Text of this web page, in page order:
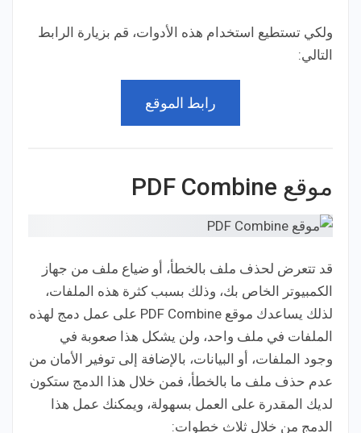
ولكي تستطيع استخدام هذه الأدوات، قم بزيارة الرابط
التالي:
رابط الموقع
موقع PDF Combine
قد تتعرض لحذف ملف بالخطأ، أو ضياع ملف من جهاز
الكمبيوتر الخاص بك، وذلك بسبب كثرة هذه الملفات،
لذلك يساعدك موقع PDF Combine على عمل دمج لهذه
الملفات في ملف واحد، ولن يشكل هذا صعوبة في
وجود الملفات، أو البيانات، بالإضافة إلى توفير الأمان من
عدم حذف ملف ما بالخطأ، فمن خلال هذا الدمج ستكون
لديك المقدرة على العمل بسهولة، ويمكنك عمل هذا
الدمج من خلال ثلاث خطوات: